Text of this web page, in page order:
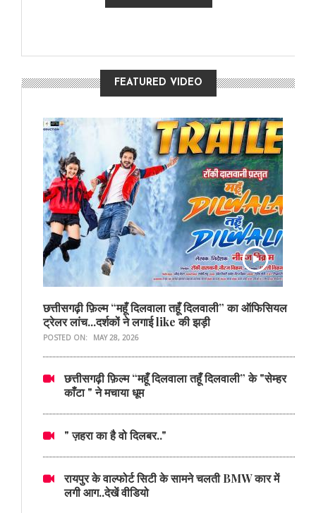
FEATURED VIDEO
छत्तीसगढ़ी फ़िल्म “महूँ दिलवाला तहूँ दिलवाली” का ऑफिसियल
ट्रेलर लांच...दर्शकों ने लगाई like की झड़ी
POSTED ON: MAY 28, 2026
छत्तीसगढ़ी फ़िल्म “महूँ दिलवाला तहूँ दिलवाली” के "सेम्हर
काँटा " ने मचाया धूम
" ज़हरा का है वो दिलबर.."
रायपुर के वाल्फोर्ट सिटी के सामने चलती BMW कार में
लगी आग..देखें वीडियो